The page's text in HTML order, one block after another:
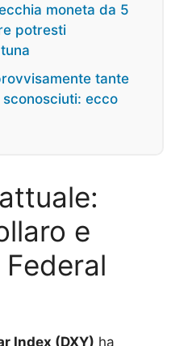
moneta da 5
potresti
tante
ecco
e
Index (DXY) ha